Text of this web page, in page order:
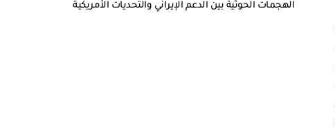
الهجمات الحوثية بين الدعم الإيراني والتحديات الأمريكية